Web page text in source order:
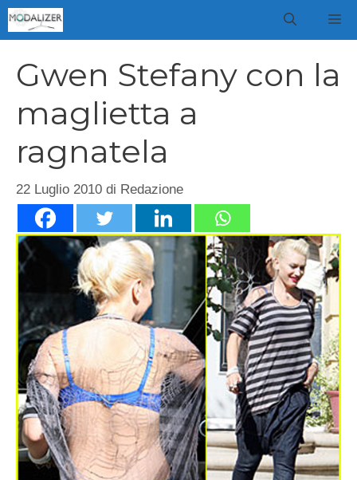
Vai
al
Gwen Stefany con la
maglietta a
ragnatela
22 Luglio 2010 di Redazione